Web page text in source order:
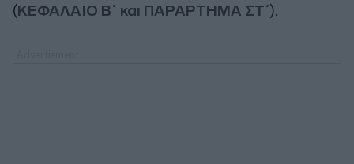
(ΚΕΦΑΛΑΙΟ Β΄ και ΠΑΡΑΡΤΗΜΑ ΣΤ΄).